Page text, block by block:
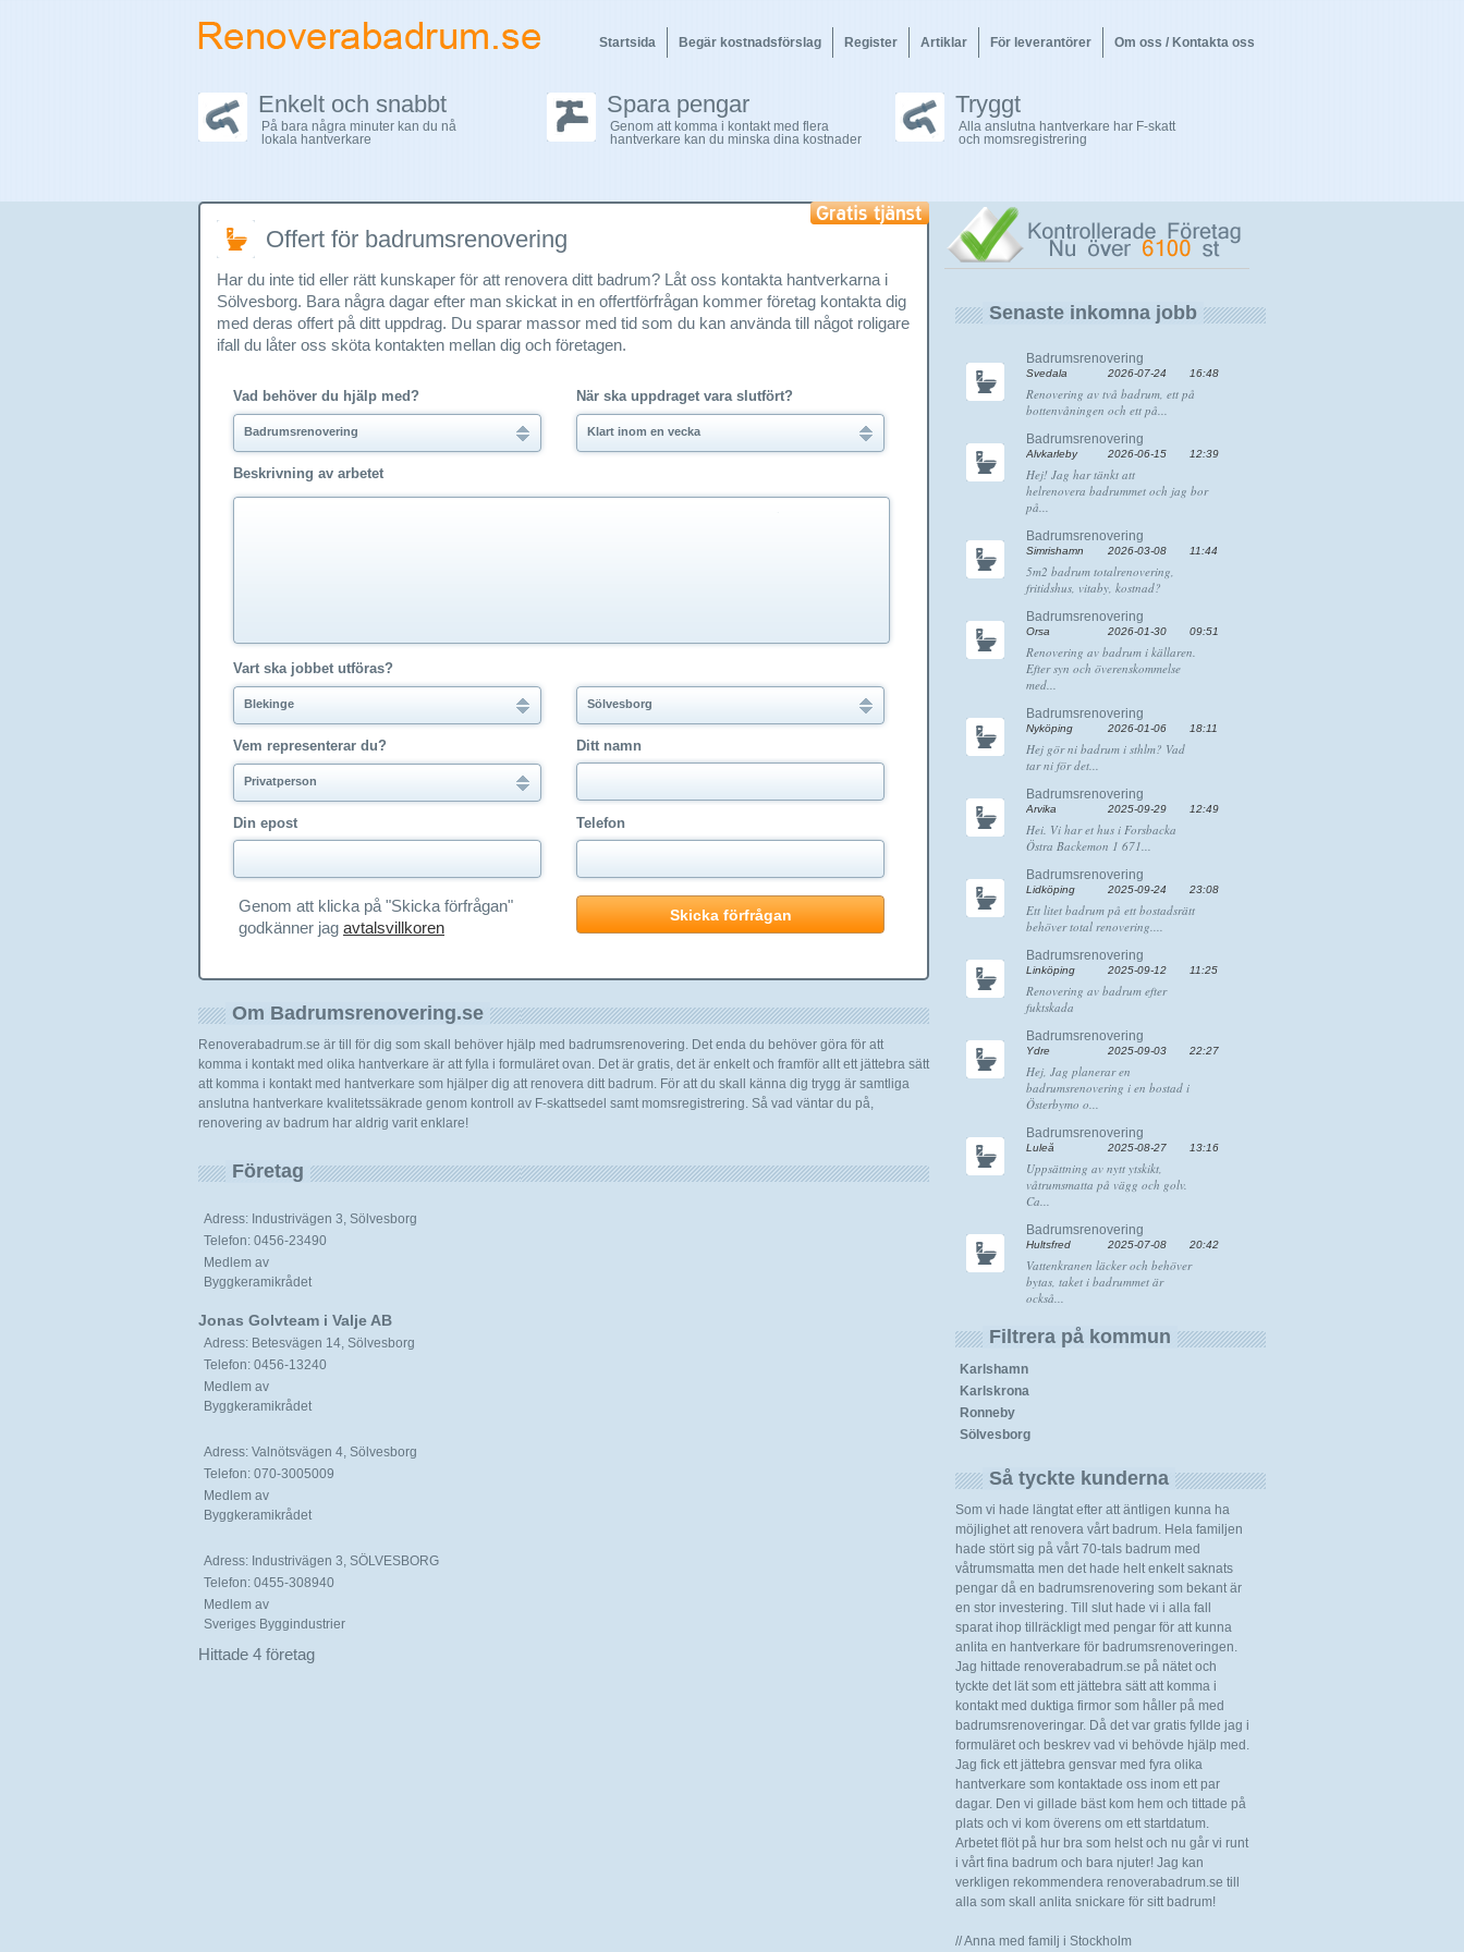
Startsida Begär kostnadsförslag Register Artiklar För leverantörer Om oss / Kontakta oss
Enkelt och snabbt
På bara några minuter kan du nå
lokala hantverkare
Spara pengar
Genom att komma i kontakt med flera
hantverkare kan du minska dina kostnader
Tryggt
Alla anslutna hantverkare har F-skatt
och momsregistrering
Offert för badrumsrenovering
Har du inte tid eller rätt kunskaper för att renovera ditt badrum? Låt oss kontakta hantverkarna i
Sölvesborg. Bara några dagar efter man skickat in en offertförfrågan kommer företag kontakta dig
med deras offert på ditt uppdrag. Du sparar massor med tid som du kan använda till något roligare
ifall du låter oss sköta kontakten mellan dig och företagen.
Vad behöver du hjälp med?
Badrumsrenovering
När ska uppdraget vara slutfört?
Klart inom en vecka
Beskrivning av arbetet
Vart ska jobbet utföras?
Blekinge Sölvesborg
Vem representerar du?
Privatperson
Ditt namn
Din epost Telefon
Genom att klicka på "Skicka förfrågan"
godkänner jag avtalsvillkoren
Om Badrumsrenovering.se
Renoverabadrum.se är till för dig som skall behöver hjälp med badrumsrenovering. Det enda du behöver göra för att
komma i kontakt med olika hantverkare är att fylla i formuläret ovan. Det är gratis, det är enkelt och framför allt ett jättebra sätt
att komma i kontakt med hantverkare som hjälper dig att renovera ditt badrum. För att du skall känna dig trygg är samtliga
anslutna hantverkare kvalitetssäkrade genom kontroll av F-skattsedel samt momsregistrering. Så vad väntar du på,
renovering av badrum har aldrig varit enklare!
Företag
Adress: Industrivägen 3, Sölvesborg
Telefon: 0456-23490
Medlem av
Byggkeramikrådet
Jonas Golvteam i Valje AB
Adress: Betesvägen 14, Sölvesborg
Telefon: 0456-13240
Medlem av
Byggkeramikrådet
Adress: Valnötsvägen 4, Sölvesborg
Telefon: 070-3005009
Medlem av
Byggkeramikrådet
Adress: Industrivägen 3, SÖLVESBORG
Telefon: 0455-308940
Medlem av
Sveriges Byggindustrier
Hittade 4 företag
Senaste inkomna jobb
Badrumsrenovering
Svedala 2026-07-24 16:48
Renovering av två badrum, ett på
bottenvåningen och ett på...
Badrumsrenovering
Älvkarleby 2026-06-15 12:39
Hej! Jag har tänkt att
helrenovera badrummet och jag bor
på...
Badrumsrenovering
Simrishamn 2026-03-08 11:44
5m2 badrum totalrenovering,
fritidshus, vitaby, kostnad?
Badrumsrenovering
Orsa 2026-01-30 09:51
Renovering av badrum i källaren.
Efter syn och överenskommelse
med...
Badrumsrenovering
Nyköping 2026-01-06 18:11
Hej gör ni badrum i sthlm? Vad
tar ni för det...
Badrumsrenovering
Arvika 2025-09-29 12:49
Hei. Vi har et hus i Forsbacka
Östra Backemon 1 671...
Badrumsrenovering
Lidköping 2025-09-24 23:08
Ett litet badrum på ett bostadsrätt
behöver total renovering....
Badrumsrenovering
Linköping 2025-09-12 11:25
Renovering av badrum efter
fuktskada
Badrumsrenovering
Ydre 2025-09-03 22:27
Hej, Jag planerar en
badrumsrenovering i en bostad i
Österbymo o...
Badrumsrenovering
Luleå 2025-08-27 13:16
Uppsättning av nytt ytskikt,
våtrumsmatta på vägg och golv.
Ca...
Badrumsrenovering
Hultsfred 2025-07-08 20:42
Vattenkranen läcker och behöver
bytas, taket i badrummet är
också...
Filtrera på kommun
Karlshamn
Karlskrona
Ronneby
Sölvesborg
Så tyckte kunderna
Som vi hade längtat efter att äntligen kunna ha
möjlighet att renovera vårt badrum. Hela familjen
hade stört sig på vårt 70-tals badrum med
våtrumsmatta men det hade helt enkelt saknats
pengar då en badrumsrenovering som bekant är
en stor investering. Till slut hade vi i alla fall
sparat ihop tillräckligt med pengar för att kunna
anlita en hantverkare för badrumsrenoveringen.
Jag hittade renoverabadrum.se på nätet och
tyckte det lät som ett jättebra sätt att komma i
kontakt med duktiga firmor som håller på med
badrumsrenoveringar. Då det var gratis fyllde jag i
formuläret och beskrev vad vi behövde hjälp med.
Jag fick ett jättebra gensvar med fyra olika
hantverkare som kontaktade oss inom ett par
dagar. Den vi gillade bäst kom hem och tittade på
plats och vi kom överens om ett startdatum.
Arbetet flöt på hur bra som helst och nu går vi runt
i vårt fina badrum och bara njuter! Jag kan
verkligen rekommendera renoverabadrum.se till
alla som skall anlita snickare för sitt badrum!
// Anna med familj i Stockholm